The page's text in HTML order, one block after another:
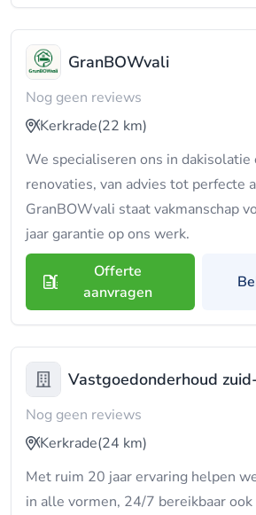
GranBOWvali
Nog geen reviews
Kerkrade(22 km)
We specialiseren ons in dakisolatie
renovaties, van advies tot perfecte
GranBOWvali staat vakmanschap
jaar garantie op ons werk.
Offerte
aanvragen
Vastgoedonderhoud
Nog geen reviews
Kerkrade(24 km)
Met ruim 20 jaar ervaring helpen
in alle vormen, 24/7 bereikbaar